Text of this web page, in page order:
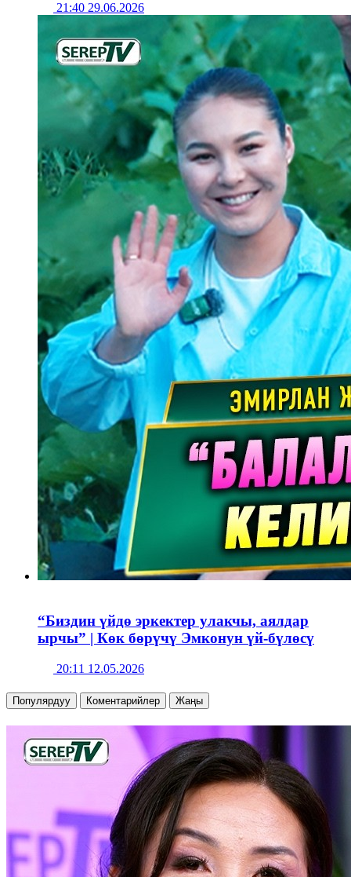
21:40 29.06.2026
“Биздин үйдө эркектер улакчы, аялдар
ырчы” | Көк бөрүчү Эмконун үй-бүлөсү
20:11 12.05.2026
Популярдуу Коментарийлер Жаңы